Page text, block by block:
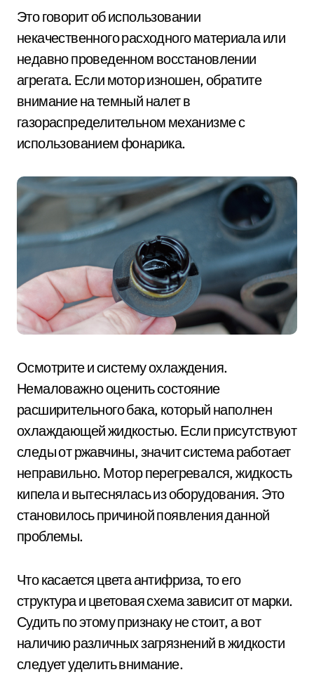
Это говорит об использовании
некачественного расходного материала или
недавно проведенном восстановлении
агрегата. Если мотор изношен, обратите
внимание на темный налет в
газораспределительном механизме с
использованием фонарика.
Осмотрите и систему охлаждения.
Немаловажно оценить состояние
расширительного бака, который наполнен
охлаждающей жидкостью. Если присутствуют
следы от ржавчины, значит система работает
неправильно. Мотор перегревался, жидкость
кипела и вытеснялась из оборудования. Это
становилось причиной появления данной
проблемы.
Что касается цвета антифриза, то его
структура и цветовая схема зависит от марки.
Судить по этому признаку не стоит, а вот
наличию различных загрязнений в жидкости
следует уделить внимание.